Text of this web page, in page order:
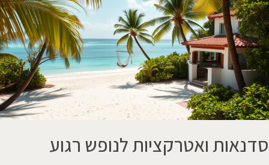
סדנאות ואטרקציות לנופש רגוע